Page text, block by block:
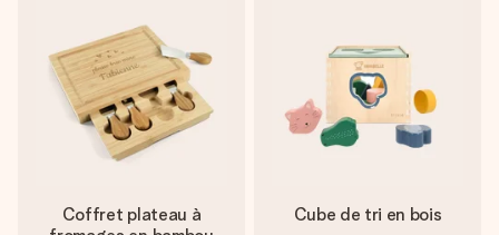
Coffret plateau à
Cube de tri en bois